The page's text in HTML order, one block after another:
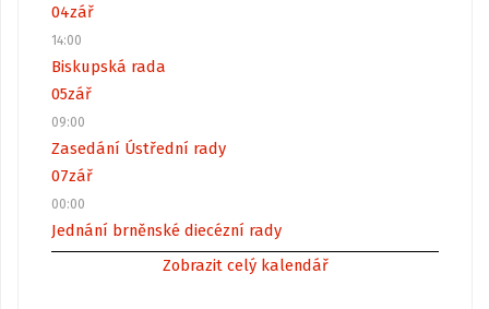
04zář
14:00
Biskupská rada
05zář
09:00
Zasedání Ústřední rady
07zář
00:00
Jednání brněnské diecézní rady
Zobrazit celý kalendář